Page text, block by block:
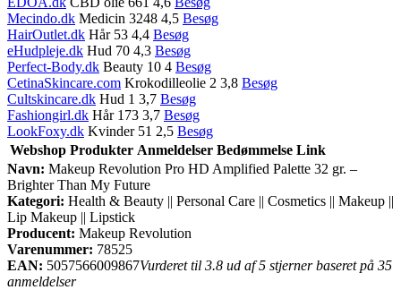
Mecindo.dk Medicin 3248 4,5 Besøg
HairOutlet.dk Hår 53 4,4 Besøg
eHudpleje.dk Hud 70 4,3 Besøg
Perfect-Body.dk Beauty 10 4 Besøg
CetinaSkincare.com Krokodilleolie 2 3,8 Besøg
Cultskincare.dk Hud 1 3,7 Besøg
Fashiongirl.dk Hår 173 3,7 Besøg
LookFoxy.dk Kvinder 51 2,5 Besøg
Webshop Produkter Anmeldelser Bedømmelse Link
Navn: Makeup Revolution Pro HD Amplified Palette 32 gr. –
Brighter Than My Future
Kategori: Health & Beauty || Personal Care || Cosmetics || Makeup ||
Lip Makeup || Lipstick
Producent: Makeup Revolution
Varenummer: 78525
EAN: 5057566009867Vurderet til 3.8 ud af 5 stjerner baseret på 35
anmeldelser